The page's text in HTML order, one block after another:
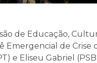
de Educação,
Emergencial de Crise
e Eliseu Gabriel